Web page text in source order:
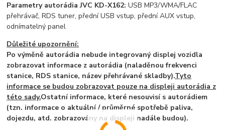
Parametry autorádia JVC KD-X162:USB MP3/WMA/FLAC
přehrávač, RDS tuner, přední USB vstup, přední AUX vstup,
odnímatelný panel
Důležité upozornění:
Po výměně autorádia nebude integrovaný displej vozidla
zobrazovat informace z autorádia (naladěnou frekvenci
stanice, RDS stanice, název přehrávané skladby).Tyto
informace se budou zobrazovat pouze na displeji autorádia z
této sady.Ostatní informace, které nesouvisí s autorádiem
(tzn. informace o aktuální / průměrné spotřebě paliva,
dojezdu, atd. zobrazovány na displeji nadále budou).